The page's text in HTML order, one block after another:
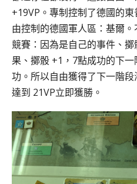
+19VP。專制控制了德國的
由控制的德國軍人區：基爾
競賽：因為是自己的事件、
果、擲骰 +1，7點成功的下
功。所以自由獲得了下一階段
達到 21VP立即獲勝。